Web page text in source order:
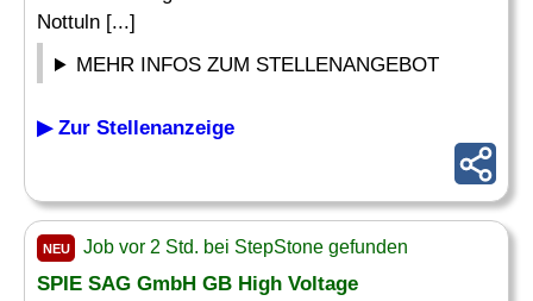
Nottuln [...]
MEHR INFOS ZUM STELLENANGEBOT
▶ Zur Stellenanzeige
NEU Job vor 2 Std. bei StepStone gefunden
SPIE SAG GmbH GB High Voltage